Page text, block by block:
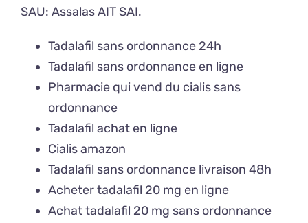
SAU: Assalas AIT SAI.
Tadalafil sans ordonnance 24h
Tadalafil sans ordonnance en ligne
Pharmacie qui vend du cialis sans
ordonnance
Tadalafil achat en ligne
Cialis amazon
Tadalafil sans ordonnance livraison 48h
Acheter tadalafil 20 mg en ligne
Achat tadalafil 20 mg sans ordonnance